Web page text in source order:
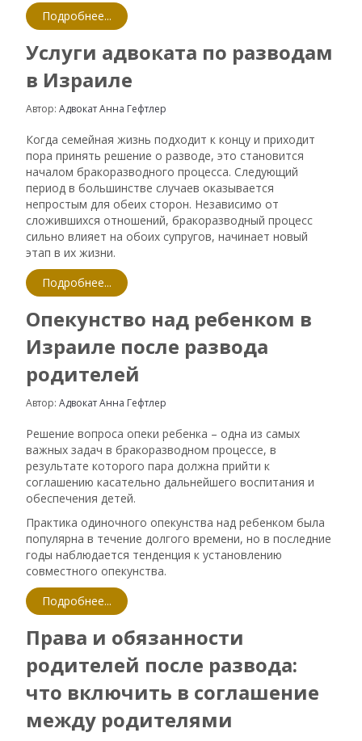
Подробнее...
Услуги адвоката по разводам
в Израиле
Автор:Адвокат Анна Гефтлер
Когда семейная жизнь подходит к концу и приходит
пора принять решение о разводе, это становится
началом бракоразводного процесса. Следующий
период в большинстве случаев оказывается
непростым для обеих сторон. Независимо от
сложившихся отношений, бракоразводный процесс
сильно влияет на обоих супругов, начинает новый
этап в их жизни.
Подробнее...
Опекунство над ребенком в
Израиле после развода
родителей
Автор:Адвокат Анна Гефтлер
Решение вопроса опеки ребенка – одна из самых
важных задач в бракоразводном процессе, в
результате которого пара должна прийти к
соглашению касательно дальнейшего воспитания и
обеспечения детей.
Практика одиночного опекунства над ребенком была
популярна в течение долгого времени, но в последние
годы наблюдается тенденция к установлению
совместного опекунства.
Подробнее...
Права и обязанности
родителей после развода:
что включить в соглашение
между родителями